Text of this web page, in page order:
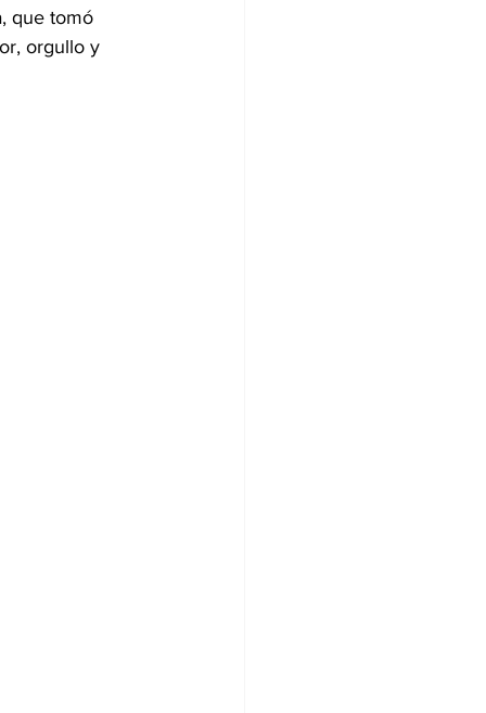
que tomó
orgullo y